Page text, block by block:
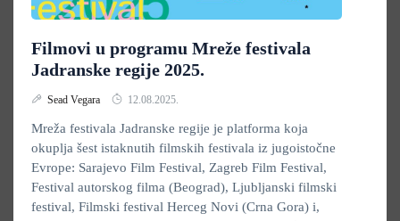
Filmovi u programu Mreže festivala
Jadranske regije 2025.
Sead Vegara 12.08.2025.
Mreža festivala Jadranske regije je platforma koja
okuplja šest istaknutih filmskih festivala iz jugoistočne
Evrope: Sarajevo Film Festival, Zagreb Film Festival,
Festival autorskog filma (Beograd), Ljubljanski filmski
festival, Filmski festival Herceg Novi (Crna Gora) i,